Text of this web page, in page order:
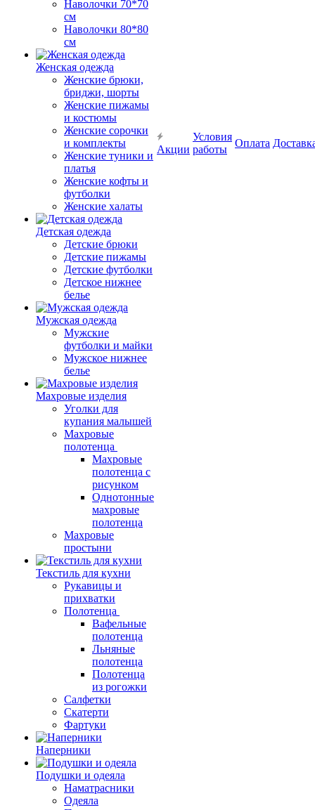
Наволочки 70*70
см
Наволочки 80*80
см
Женская одежда
Женские брюки,
бриджи, шорты
Женские пижамы
и костюмы
Женские сорочки
и комплекты
Женские туники и
платья
Женские кофты и
футболки
Женские халаты
Детская одежда
Детские брюки
Детские пижамы
Детские футболки
Детское нижнее
белье
Мужская одежда
Мужские
футболки и майки
Мужское нижнее
белье
Махровые изделия
Уголки для
купания малышей
Махровые
полотенца
Махровые
полотенца с
рисунком
Однотонные
махровые
полотенца
Махровые
простыни
Текстиль для кухни
Рукавицы и
прихватки
Полотенца
Вафельные
полотенца
Льняные
полотенца
Полотенца
из рогожки
Салфетки
Скатерти
Фартуки
Наперники
Подушки и одеяла
Наматрасники
Одеяла
Акции
Условия
работы
Оплата